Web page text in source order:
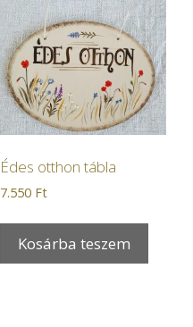
Édes otthon tábla
7.550 Ft
Kosárba teszem